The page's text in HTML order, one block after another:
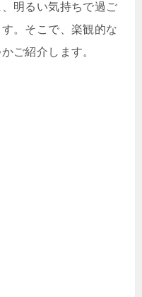
明るい気持ちで過ご
。そこで、楽観的な
ご紹介します。